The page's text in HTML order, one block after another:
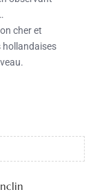
cher et
hollandaises